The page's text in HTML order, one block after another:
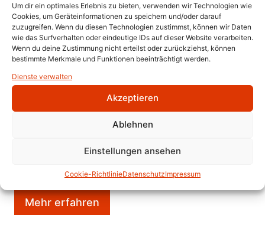
Um dir ein optimales Erlebnis zu bieten, verwenden wir Technologien wie
Cookies, um Geräteinformationen zu speichern und/oder darauf
zuzugreifen. Wenn du diesen Technologien zustimmst, können wir Daten
wie das Surfverhalten oder eindeutige IDs auf dieser Website verarbeiten.
Wenn du deine Zustimmung nicht erteilst oder zurückziehst, können
bestimmte Merkmale und Funktionen beeinträchtigt werden.
Dienste verwalten
Akzeptieren
Ablehnen
Einstellungen ansehen
Cookie-RichtlinieDatenschutzImpressum
Mehr erfahren
Arbeitssicherheit
Unsere Produkte für Arbeitssicherheit verhindern
Stürze aus Höhen und reduzieren so
Mehr erfahren